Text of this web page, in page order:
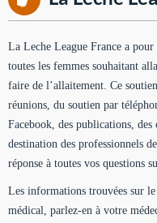
La Leche League France a
toutes les femmes souhaitant
faire de l’allaitement. Ce
réunions, du soutien par
Facebook, des publications,
destination des professionnels
réponse à toutes vos questions
Les informations trouvées sur
médical, parlez-en à votre